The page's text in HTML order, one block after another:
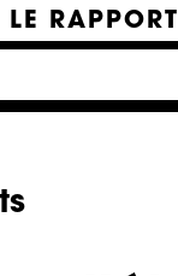
LE RAPPORT